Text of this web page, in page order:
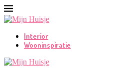
Interior
Wooninspiratie